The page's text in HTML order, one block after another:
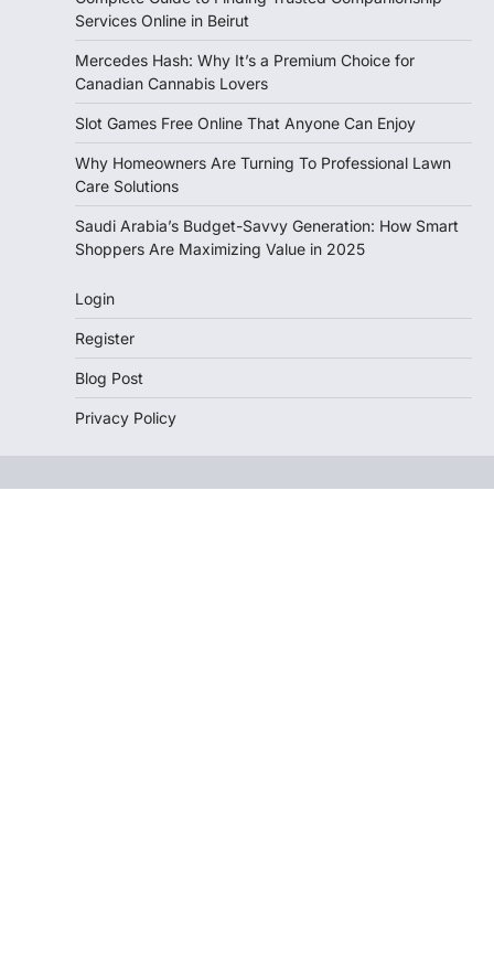
Services Online in Beirut
Mercedes Hash: Why It’s a Premium Choice for
Canadian Cannabis Lovers
Slot Games Free Online That Anyone Can Enjoy
Why Homeowners Are Turning To Professional Lawn
Care Solutions
Saudi Arabia’s Budget-Savvy Generation: How Smart
Shoppers Are Maximizing Value in 2025
Login
Register
Blog Post
Privacy Policy